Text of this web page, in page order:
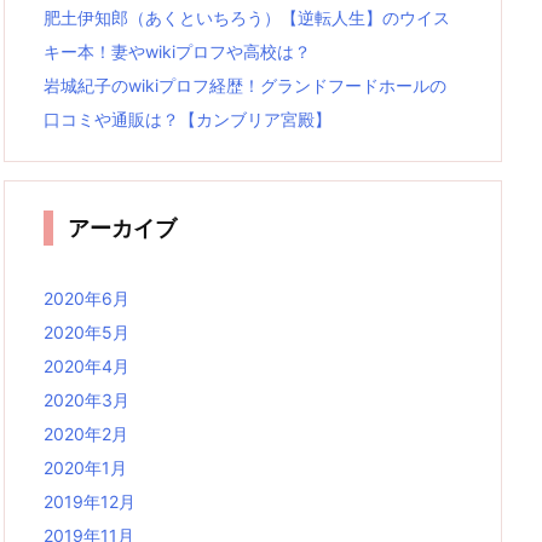
肥土伊知郎（あくといちろう）【逆転人生】のウイス
キー本！妻やwikiプロフや高校は？
岩城紀子のwikiプロフ経歴！グランドフードホールの
口コミや通販は？【カンブリア宮殿】
アーカイブ
2020年6月
2020年5月
2020年4月
2020年3月
2020年2月
2020年1月
2019年12月
2019年11月